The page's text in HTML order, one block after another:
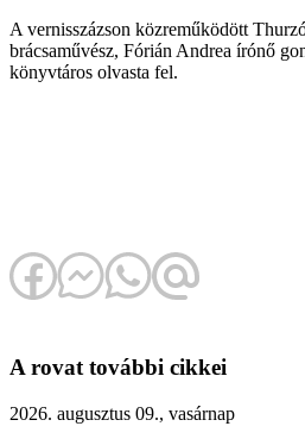
A vernisszázson közreműködött
brácsaművész, Fórián Andrea írónő
könyvtáros olvasta fel.
A rovat további cikkei
2026. augusztus 09., vasárnap